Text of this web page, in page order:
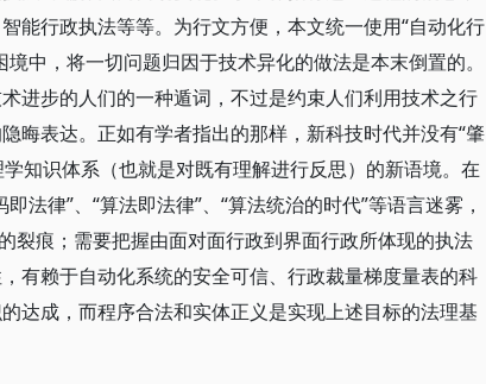
能行政执法等等。为行文方便，本文统一使用“自动化行
中，将一切问题归因于技术异化的做法是本末倒置的。
进步的人们的一种遁词，不过是约束人们利用技术之行
晦表达。正如有学者指出的那样，新科技时代并没有“肇
知识体系（也就是对既有理解进行反思）的新语境。在
法律”、“算法即法律”、“算法统治的时代”等语言迷雾，
裂痕；需要把握由面对面行政到界面行政所体现的执法
有赖于自动化系统的安全可信、行政裁量梯度量表的科
达成，而程序合法和实体正义是实现上述目标的法理基